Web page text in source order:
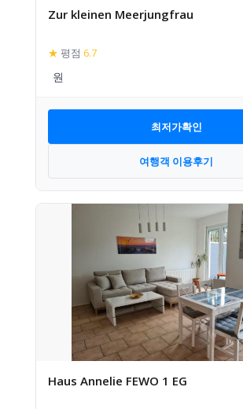
Zur kleinen Meerjungfrau
★ 평점 6.7
최저가확인
여행객 이용후기
Haus Annelie FEWO 1 EG